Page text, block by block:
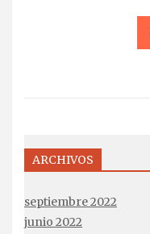
ARCHIVOS
septiembre 2022
junio 2022